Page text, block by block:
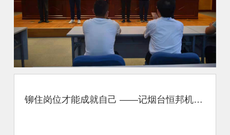
铆住岗位才能成就自己 ——记烟台恒邦机动车检测有限公司技术负责人赵辉辉